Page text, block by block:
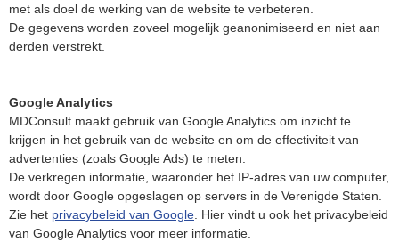
met als doel de werking van de website te verbeteren.
De gegevens worden zoveel mogelijk geanonimiseerd en niet aan
derden verstrekt.
Google Analytics
MDConsult maakt gebruik van Google Analytics om inzicht te
krijgen in het gebruik van de website en om de effectiviteit van
advertenties (zoals Google Ads) te meten.
De verkregen informatie, waaronder het IP‑adres van uw computer,
wordt door Google opgeslagen op servers in de Verenigde Staten.
Zie het privacybeleid van Google . Hier vindt u ook het privacybeleid
van Google Analytics voor meer informatie.